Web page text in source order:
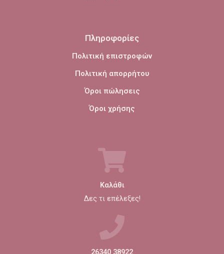
Πληροφορίες
Πολιτική επιστροφών
Πολιτική απορρήτου
Όροι πώλησεις
Όροι χρήσης
Καλάθι
Δες τι επέλεξες!